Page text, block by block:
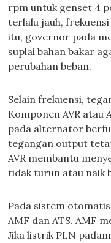
rpm untuk genset 4
terlalu jauh,
itu, governor pada
suplai bahan bakar
perubahan beban.
Selain frekuensi,
Komponen AVR atau
pada alternator
tegangan output
AVR membantu
tidak turun atau naik
Pada sistem
AMF dan ATS. AMF
Jika listrik PLN